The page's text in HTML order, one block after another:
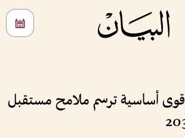
تقرير كيرني: 6 قوى أساسية ترسم ملامح مستقبل